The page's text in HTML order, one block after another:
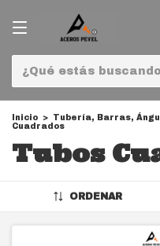
Inicio > Tubería, Barras,
Cuadrados
Tubos
ORDENAR